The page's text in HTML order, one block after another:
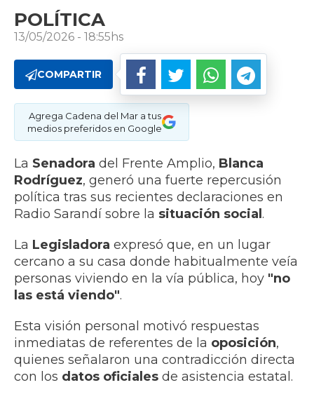
POLÍTICA
13/05/2026 - 18:55hs
COMPARTIR
Agrega Cadena del Mar a tus
medios preferidos en Google
La Senadora del Frente Amplio, Blanca
Rodríguez, generó una fuerte repercusión
política tras sus recientes declaraciones en
Radio Sarandí sobre la situación social.
La Legisladora expresó que, en un lugar
cercano a su casa donde habitualmente veía
personas viviendo en la vía pública, hoy "no
las está viendo".
Esta visión personal motivó respuestas
inmediatas de referentes de la oposición,
quienes señalaron una contradicción directa
con los datos oficiales de asistencia estatal.